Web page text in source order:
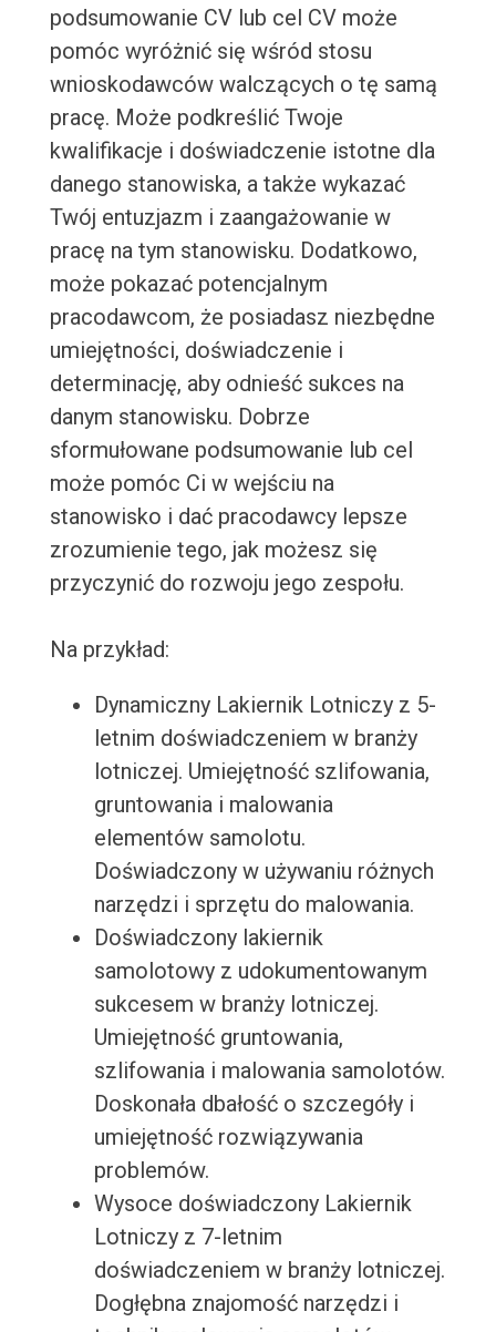
podsumowanie CV lub cel CV może
pomóc wyróżnić się wśród stosu
wnioskodawców walczących o tę samą
pracę. Może podkreślić Twoje
kwalifikacje i doświadczenie istotne dla
danego stanowiska, a także wykazać
Twój entuzjazm i zaangażowanie w
pracę na tym stanowisku. Dodatkowo,
może pokazać potencjalnym
pracodawcom, że posiadasz niezbędne
umiejętności, doświadczenie i
determinację, aby odnieść sukces na
danym stanowisku. Dobrze
sformułowane podsumowanie lub cel
może pomóc Ci w wejściu na
stanowisko i dać pracodawcy lepsze
zrozumienie tego, jak możesz się
przyczynić do rozwoju jego zespołu.
Na przykład:
Dynamiczny Lakiernik Lotniczy z 5-
letnim doświadczeniem w branży
lotniczej. Umiejętność szlifowania,
gruntowania i malowania
elementów samolotu.
Doświadczony w używaniu różnych
narzędzi i sprzętu do malowania.
Doświadczony lakiernik
samolotowy z udokumentowanym
sukcesem w branży lotniczej.
Umiejętność gruntowania,
szlifowania i malowania samolotów.
Doskonała dbałość o szczegóły i
umiejętność rozwiązywania
problemów.
Wysoce doświadczony Lakiernik
Lotniczy z 7-letnim
doświadczeniem w branży lotniczej.
Dogłębna znajomość narzędzi i